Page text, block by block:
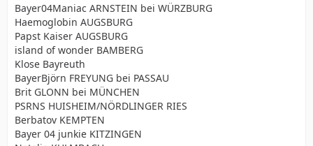
Bayer04Maniac ARNSTEIN bei WÜRZBURG
Haemoglobin AUGSBURG
Papst Kaiser AUGSBURG
island of wonder BAMBERG
Klose Bayreuth
BayerBjörn FREYUNG bei PASSAU
Brit GLONN bei MÜNCHEN
PSRNS HUISHEIM/NÖRDLINGER RIES
Berbatov KEMPTEN
Bayer 04 junkie KITZINGEN